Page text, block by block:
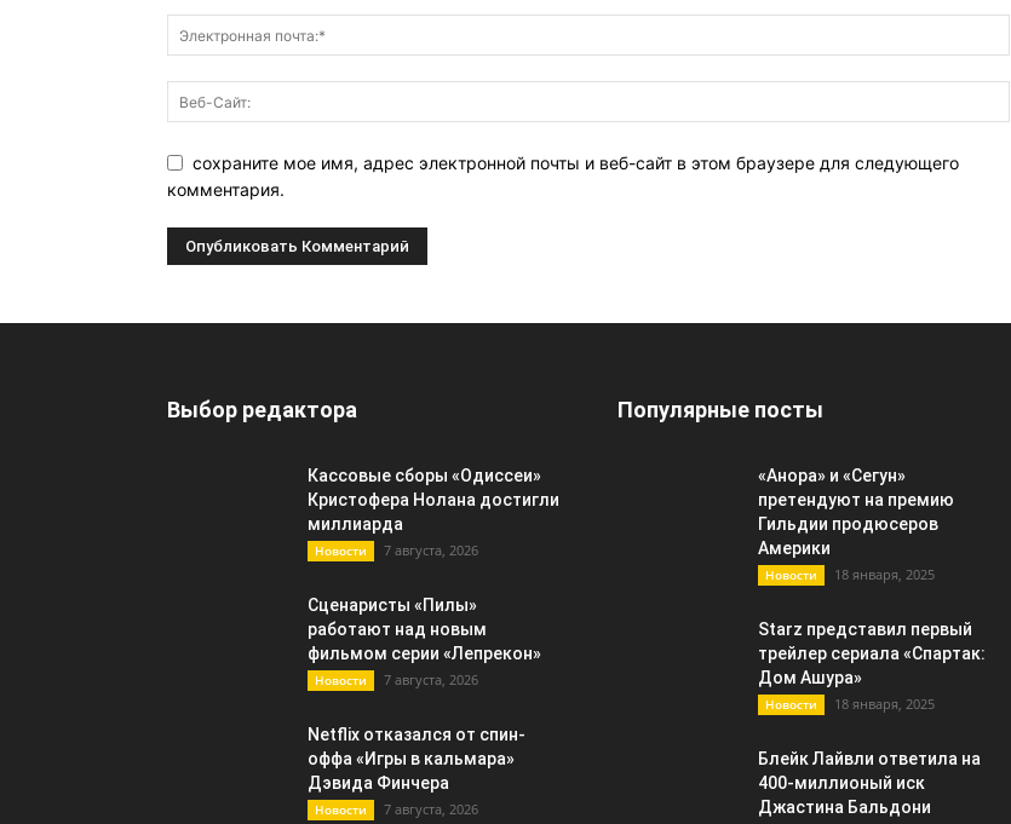
сохраните мое имя, адрес электронной почты и веб-сайт в этом браузере для следующего
комментария.
Выбор редактора
Кассовые сборы «Одиссеи»
Кристофера Нолана достигли
миллиарда
Новости 7 августа, 2026
Сценаристы «Пилы»
работают над новым
фильмом серии «Лепрекон»
Новости 7 августа, 2026
Netflix отказался от спин-
оффа «Игры в кальмара»
Дэвида Финчера
Новости 7 августа, 2026
Популярные посты
«Анора» и «Сегун»
претендуют на премию
Гильдии продюсеров
Америки
Новости 18 января, 2025
Starz представил первый
трейлер сериала «Спартак:
Дом Ашура»
Новости 18 января, 2025
Блейк Лайвли ответила на
400-миллионый иск
Джастина Бальдони